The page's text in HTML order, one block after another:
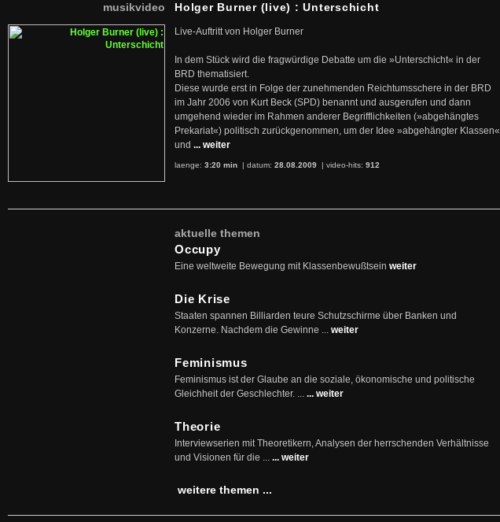
musikvideo Holger Burner (live) : Unterschicht
Live-Auftritt von Holger Burner
In dem Stück wird die fragwürdige Debatte um die »Unterschicht« in der
BRD thematisiert.
Diese wurde erst in Folge der zunehmenden Reichtumsschere in der BRD
im Jahr 2006 von Kurt Beck (SPD) benannt und ausgerufen und dann
umgehend wieder im Rahmen anderer Begrifflichkeiten (»abgehängtes
Prekariat«) politisch zurückgenommen, um der Idee »abgehängter Klassen«
und ... weiter
laenge: 3:20 min | datum: 28.08.2009 | video-hits: 912
aktuelle themen
Occupy
Eine weltweite Bewegung mit Klassenbewußtsein weiter
Die Krise
Staaten spannen Billiarden teure Schutzschirme über Banken und
Konzerne. Nachdem die Gewinne ... weiter
Feminismus
Feminismus ist der Glaube an die soziale, ökonomische und politische
Gleichheit der Geschlechter. ... ... weiter
Theorie
Interviewserien mit Theoretikern, Analysen der herrschenden Verhältnisse
und Visionen für die ... ... weiter
weitere themen ...